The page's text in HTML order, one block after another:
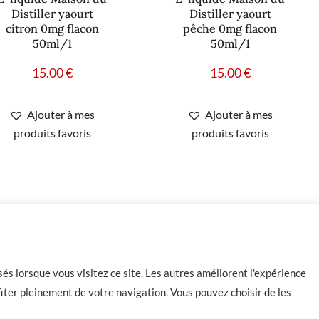
Distiller yaourt
citron 0mg flacon
50ml/1
15.00€
Ajouter à mes
produits favoris
Distiller yaourt
pêche 0mg flacon
50ml/1
15.00€
Ajouter à mes
produits favoris
Contact CGU CGV
lorsque vous visitez ce site. Les autres améliorent l'expérience
pleinement de votre navigation. Vous pouvez choisir de les